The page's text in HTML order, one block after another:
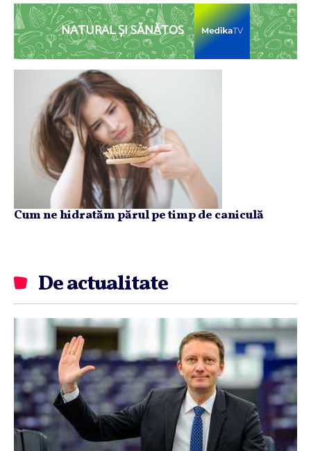
NATURAL ȘI SĂNĂTOS
Cum ne hidratăm părul pe timp de caniculă
De actualitate